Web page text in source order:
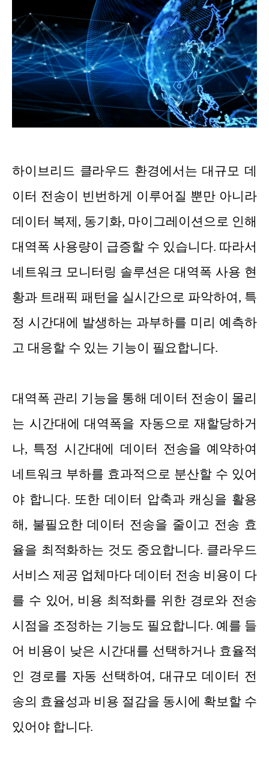
하이브리드 클라우드 환경에서는 대규모 데
이터 전송이 빈번하게 이루어질 뿐만 아니라
데이터 복제, 동기화, 마이그레이션으로 인해
대역폭 사용량이 급증할 수 있습니다. 따라서
네트워크 모니터링 솔루션은 대역폭 사용 현
황과 트래픽 패턴을 실시간으로 파악하여, 특
정 시간대에 발생하는 과부하를 미리 예측하
고 대응할 수 있는 기능이 필요합니다.
대역폭 관리 기능을 통해 데이터 전송이 몰리
는 시간대에 대역폭을 자동으로 재할당하거
나, 특정 시간대에 데이터 전송을 예약하여
네트워크 부하를 효과적으로 분산할 수 있어
야 합니다. 또한 데이터 압축과 캐싱을 활용
해, 불필요한 데이터 전송을 줄이고 전송 효
율을 최적화하는 것도 중요합니다. 클라우드
서비스 제공 업체마다 데이터 전송 비용이 다
를 수 있어, 비용 최적화를 위한 경로와 전송
시점을 조정하는 기능도 필요합니다. 예를 들
어 비용이 낮은 시간대를 선택하거나 효율적
인 경로를 자동 선택하여, 대규모 데이터 전
송의 효율성과 비용 절감을 동시에 확보할 수
있어야 합니다.